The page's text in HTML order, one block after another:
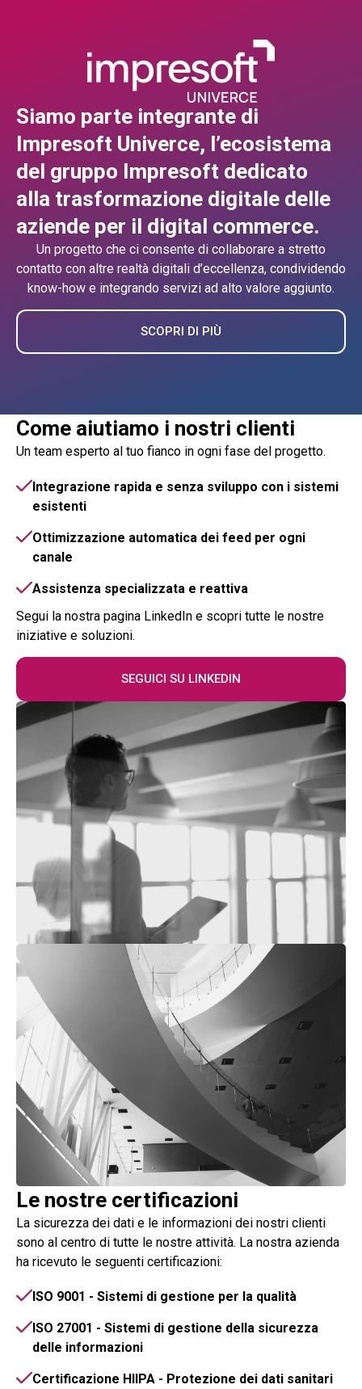
Siamo parte integrante di
Impresoft Univerce, l’ecosistema
del gruppo Impresoft dedicato
alla trasformazione digitale delle
aziende per il digital commerce.
Un progetto che ci consente di collaborare a stretto
contatto con altre realtà digitali d’eccellenza, condividendo
know-how e integrando servizi ad alto valore aggiunto.
SCOPRI DI PIÙ
Come aiutiamo i nostri clienti
Un team esperto al tuo fianco in ogni fase del progetto.
Integrazione rapida e senza sviluppo con i sistemi
esistenti
Ottimizzazione automatica dei feed per ogni
canale
Assistenza specializzata e reattiva
Segui la nostra pagina LinkedIn e scopri tutte le nostre
iniziative e soluzioni.
SEGUICI SU LINKEDIN
Le nostre certificazioni
La sicurezza dei dati e le informazioni dei nostri clienti
sono al centro di tutte le nostre attività. La nostra azienda
ha ricevuto le seguenti certificazioni:
ISO 9001 - Sistemi di gestione per la qualità
ISO 27001 - Sistemi di gestione della sicurezza
delle informazioni
Certificazione HIIPA - Protezione dei dati sanitari